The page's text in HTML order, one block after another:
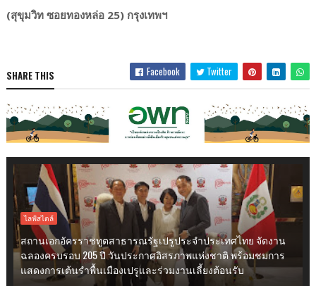
(สุขุมวิท ซอยทองหล่อ 25) กรุงเทพฯ
SHARE THIS Facebook Twitter
ไลฟ์สไตล์
สถานเอกอัครราชทูตสาธารณรัฐเปรูประจำประเทศไทย จัดงาน
ฉลองครบรอบ 205 ปี วันประกาศอิสรภาพแห่งชาติ พร้อมชมการ
แสดงการเต้นรำพื้นเมืองเปรูและร่วมงานเลี้ยงต้อนรับ